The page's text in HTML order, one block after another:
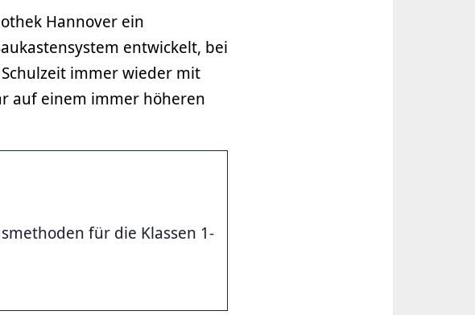
Hannover ein
entwickelt, bei
immer wieder mit
auf einem immer höheren
für die Klassen 1-